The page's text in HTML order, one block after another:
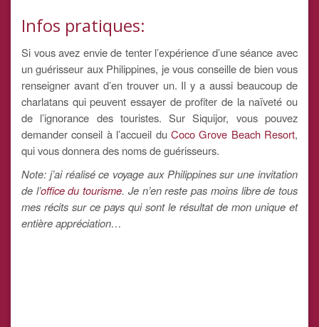
Infos pratiques:
Si vous avez envie de tenter l’expérience d’une séance avec
un guérisseur aux Philippines, je vous conseille de bien vous
renseigner avant d’en trouver un. Il y a aussi beaucoup de
charlatans qui peuvent essayer de profiter de la naïveté ou
de l’ignorance des touristes. Sur Siquijor, vous pouvez
demander conseil à l’accueil du Coco Grove Beach Resort,
qui vous donnera des noms de guérisseurs.
Note: j’ai réalisé ce voyage aux Philippines sur une invitation
de l’office du tourisme. Je n’en reste pas moins libre de tous
mes récits sur ce pays qui sont le résultat de mon unique et
entière appréciation…